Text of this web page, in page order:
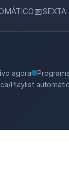
📅SEXTA
agora
Playlist